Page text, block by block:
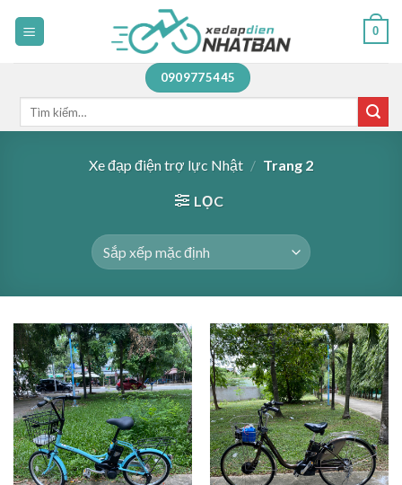
0
0909775445
Tìm
Xe đạp điện trợ lực Nhật / Trang 2
LỌC